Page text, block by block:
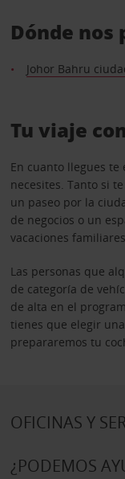
Dónde nos
Johor Bahru
Tu viaje
En cuanto llegues
necesites. Tanto si
un paseo por la
de negocios o un
vacaciones
Las personas que
de categoría de
de alta en el
tienes que elegir
prepararemos tu
OFICINAS Y
¿PODEMOS